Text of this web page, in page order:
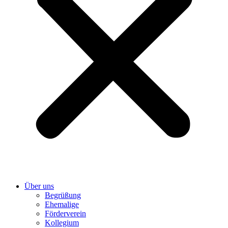
Über uns
Begrüßung
Ehemalige
Förderverein
Kollegium